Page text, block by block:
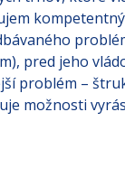
trhov, ktoré
pred jeho
problém –
možnosti